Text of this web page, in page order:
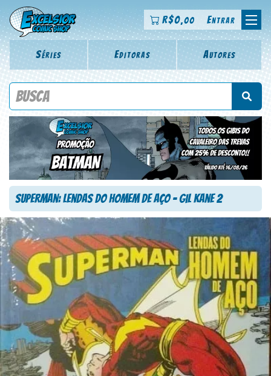
R$0,00 Entrar
Séries Editoras Autores
Procure por título da revista, personagem, série, escritor,
Superman: Lendas do Homem de Aço – Gil Kane 2